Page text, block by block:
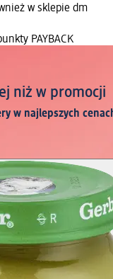
w sklepie dm
PAYBACK
niż w promocji
w najlepszych